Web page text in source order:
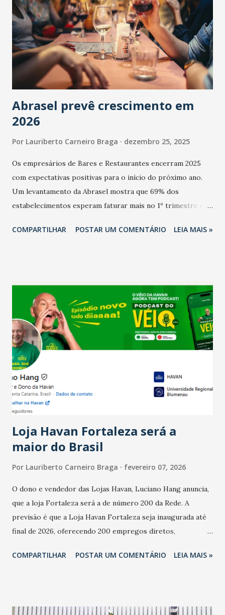
Abrasel prevê crescimento em
2026
Por Lauriberto Carneiro Braga dezembro 25, 2025
Os empresários de Bares e Restaurantes encerram 2025
com expectativas positivas para o início do próximo ano.
Um levantamento da Abrasel mostra que 69% dos
estabelecimentos esperam faturar mais no 1º trimestre de
relação ao último trimestre deste ano, 56% também
confraternizações de fim de ano e pelo pagamento do 13º
Salário para um número maior de trabalhadores, já que o
país tem a menor taxa de desemprego dos anos recentes.
Ainda segundo a Pesquisa, em novembro de 2025, 40% dos
bares e restaurantes operaram com lucro e outros 40%
registraram equilíbrio financeiro. Já o percentual de
estabelecimentos no prejuízo ficou em 19%, pouco abaixo
do observado no mês anterior. Outros 1% não existiam em
novembro. Em relação a outubro, o faturamento também
cresceu. De acordo com a pesquisa, 44% dos n...
COMPARTILHAR POSTAR UM COMENTÁRIO LEIA MAIS »
Loja Havan Fortaleza será a
maior do Brasil
Por Lauriberto Carneiro Braga fevereiro 07, 2026
O dono e vendedor das Lojas Havan, Luciano Hang anuncia,
que a loja Fortaleza será a de número 200 da Rede. A
previsão é que a Loja Havan Fortaleza seja inaugurada até
final de 2026, oferecendo 200 empregos diretos,
Havan Fortaleza ainda não foi anunciada oficialmente, mas
COMPARTILHAR POSTAR UM COMENTÁRIO LEIA MAIS »